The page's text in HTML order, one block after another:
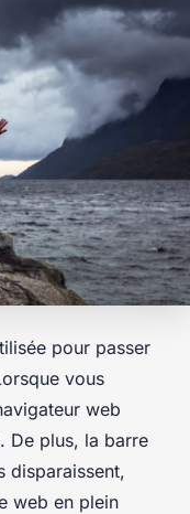
pour passer
vous
web
De plus, la barre
disparaissent,
web en plein